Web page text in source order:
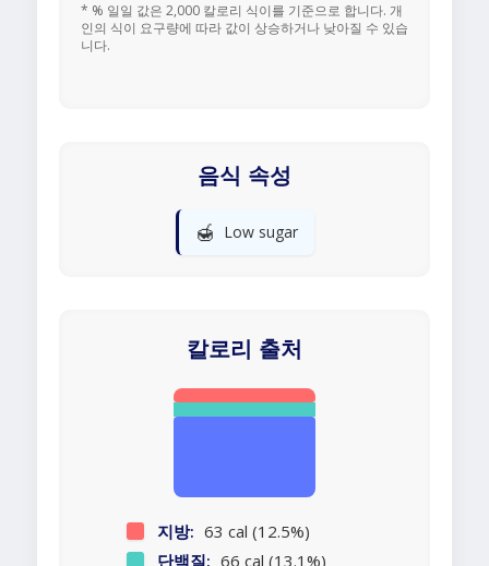
* % 일일 값은 2,000 칼로리 식이를 기준으로 합니다. 개
인의 식이 요구량에 따라 값이 상승하거나 낮아질 수 있습
니다.
음식 속성
🍯 Low sugar
칼로리 출처
지방: 63 cal (12.5%)
단백질: 66 cal (13.1%)